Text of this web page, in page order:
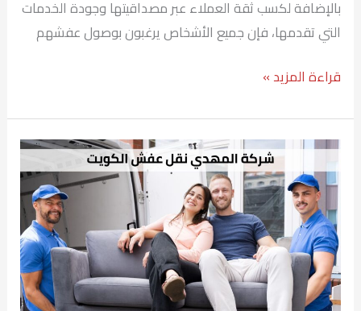
بالإضافة لكسب ثقة العملاء عبر مصداقيتها وجودة الخدمات
التي تقدمها، فإن جميع الأشخاص يرغبون بوصول عفشهم
قراءة المزيد »
نقل
عفش
غرب
مشرف